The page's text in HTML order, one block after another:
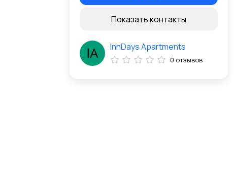
Показать контакты
InnDays Apartments
0 отзывов